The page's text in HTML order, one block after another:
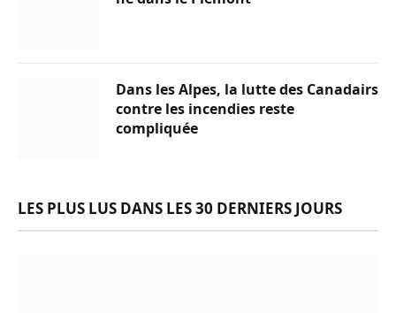
Dans les Alpes, la lutte des Canadairs
contre les incendies reste
compliquée
LES PLUS LUS DANS LES 30 DERNIERS JOURS